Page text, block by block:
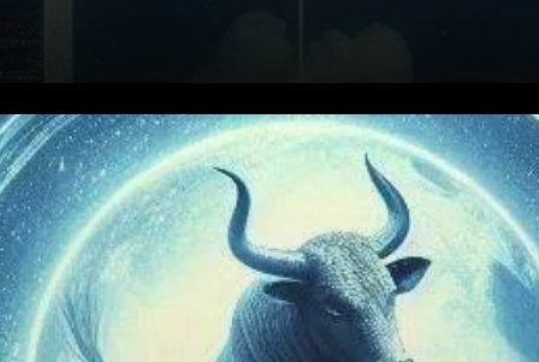
Celestia (TIA) a récemment
fait face à des vents
contraires significatifs sur le